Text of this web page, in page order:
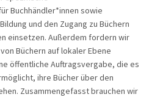
Buchhändler*innen sowie
und den Zugang zu Büchern
einsetzen. Außerdem fordern wir
Büchern auf lokaler Ebene
öffentliche Auftragsvergabe, die es
ihre Bücher über den
Zusammengefasst brauchen wir